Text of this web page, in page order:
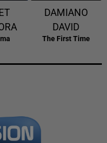
DAMIANO
DAVID
The First Time